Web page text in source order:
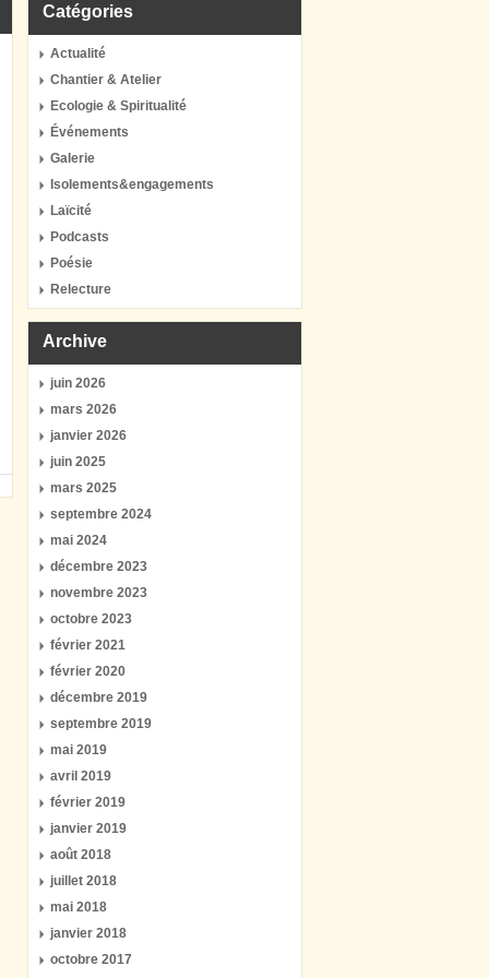
Catégories
Actualité
Chantier & Atelier
Ecologie & Spiritualité
Événements
Galerie
Isolements&engagements
Laïcité
Podcasts
Poésie
Relecture
Archive
juin 2026
mars 2026
janvier 2026
juin 2025
mars 2025
septembre 2024
mai 2024
décembre 2023
novembre 2023
octobre 2023
février 2021
février 2020
décembre 2019
septembre 2019
mai 2019
avril 2019
février 2019
janvier 2019
août 2018
juillet 2018
mai 2018
janvier 2018
octobre 2017